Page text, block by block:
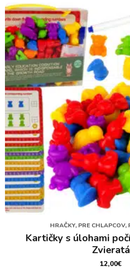
HRAČKY, PRE CHLAPCOV,
Kartičky s úlohami
Zvieratá
12,00€